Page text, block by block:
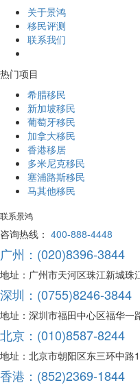
关于景鸿
移民评测
联系我们
热门项目
希腊移民
新加坡移民
葡萄牙移民
加拿大移民
香港移居
多米尼克移民
塞浦路斯移民
马其他移民
联系景鸿
咨询热线： 400-888-4448
广州：(020)8396-3844
地址：广州市天河区珠江新城珠
深圳：(0755)8246-3844
地址：深圳市福田中心区福华一
北京：(010)8587-8244
地址：北京市朝阳区东三环中路
香港：(852)2369-1844